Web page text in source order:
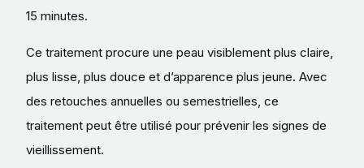
15 minutes.
Ce traitement procure une peau visiblement plus claire,
plus lisse, plus douce et d’apparence plus jeune. Avec
des retouches annuelles ou semestrielles, ce
traitement peut être utilisé pour prévenir les signes de
vieillissement.